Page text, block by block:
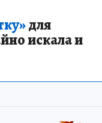
для
искала и